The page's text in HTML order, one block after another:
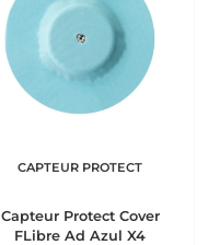
CAPTEUR PROTECT
Capteur Protect Cover
FLibre Ad Azul X4